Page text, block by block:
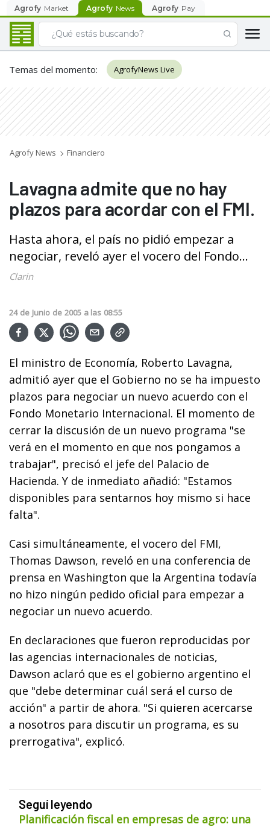
Agrofy Market Agrofy News Agrofy Pay
Temas del momento: AgrofyNews Live
Agrofy News Financiero
Lavagna admite que no hay
plazos para acordar con el FMI.
Hasta ahora, el país no pidió empezar a
negociar, reveló ayer el vocero del Fondo...
Clarin
24 de Junio de 2005 a las 08:55
El ministro de Economía, Roberto Lavagna,
admitió ayer que el Gobierno no se ha impuesto
plazos para negociar un nuevo acuerdo con el
Fondo Monetario Internacional. El momento de
cerrar la discusión de un nuevo programa "se
verá en el momento en que nos pongamos a
trabajar", precisó el jefe del Palacio de
Hacienda. Y de inmediato añadió: "Estamos
disponibles para sentarnos hoy mismo si hace
falta".
Casi simultáneamente, el vocero del FMI,
Thomas Dawson, reveló en una conferencia de
prensa en Washington que la Argentina todavía
no hizo ningún pedido oficial para empezar a
negociar un nuevo acuerdo.
En declaraciones que fueron reproducidas por
las agencias internacionales de noticias,
Dawson aclaró que es el gobierno argentino el
que "debe determinar cuál será el curso de
acción" a partir de ahora. "Si quieren acercarse
a nosotros para discutir un programa, es su
prerrogativa", explicó.
Seguí leyendo
Planificación fiscal en empresas de agro: una